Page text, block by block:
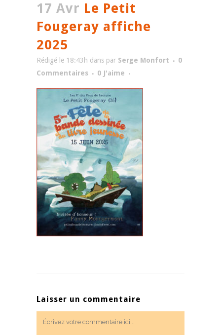
17 Avr Le Petit
Fougeray affiche
2025
Rédigé le 18:43h dans par Serge Monfort
0
Commentaires
0 J'aime
Laisser un commentaire